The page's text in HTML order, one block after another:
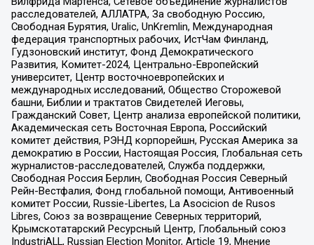
расследователей, АЛЛАТРА, За свободную Россию,
Свободная Бурятия, Uralic, UnKremlin, Международная
федерация транспортных рабочих, ИстЧам Финланд,
Гудзоновский институт, Фонд Демократического
Развития, Комитет-2024, Центрально-Европейский
университет, Центр восточноевропейских и
международных исследований, Общество Сторожевой
башни, Библии и трактатов Свидетелей Иеговы,
Гражданский Совет, Центр анализа европейской политики,
Академическая сеть Восточная Европа, Российский
комитет действия, РЭНД корпорейшн, Русская Америка за
демократию в России, Настоящая Россия, Глобальная сеть
журналистов-расследователей, Служба поддержки,
Свободная Россия Берлин, Свободная Россия Северный
Рейн-Вестфалия, Фонд глобальной помощи, Антивоенный
комитет России, Russie-Libertes, La Asocicion de Rusos
Libres, Союз за возвращение Северных территорий,
Крымскотатарский Ресурсный Центр, Глобальный союз
IndustriALL, Russian Election Monitor, Article 19, Мнение